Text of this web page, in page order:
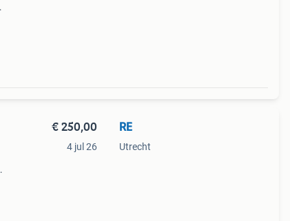
€ 250,00
4 jul 26
RE
Utrecht